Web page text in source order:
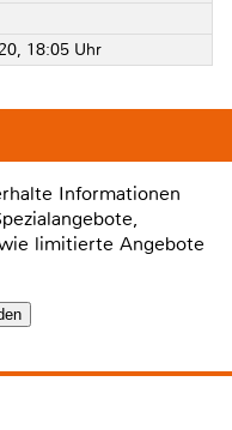
18:05 Uhr
Informationen
limitierte Angebote